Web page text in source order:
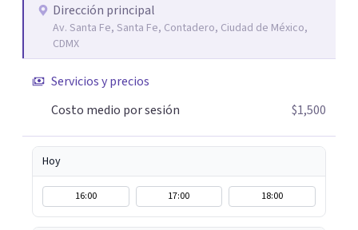
para explorar tus procesos mentales y emocionales con
mayor claridad, perspectiva y amabilidad.
Dirección principal
Av. Santa Fe, Santa Fe, Contadero, Ciudad de México,
CDMX
Servicios y precios
Costo medio por sesión
$1,500
Hoy
16:00 17:00 18:00